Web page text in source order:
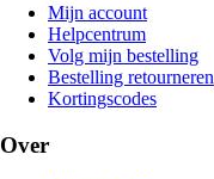
Mijn account
Helpcentrum
Volg mijn bestelling
Bestelling retourneren
Kortingscodes
Over